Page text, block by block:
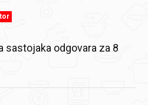
sastojaka odgovara za 8